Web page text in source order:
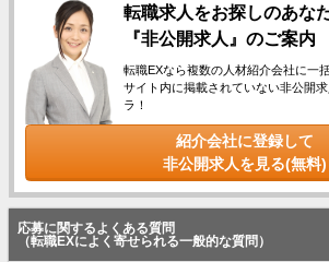
転職求人をお探しのあな
『非公開求人』のご案内
転職EXなら複数の人材紹介会社に一
サイト内に掲載されていない非公開
ラ！
紹介会社に登録して
非公開求人を見る(無料)
応募に関するよくある質問
（転職EXによく寄せられる一般的な質問）